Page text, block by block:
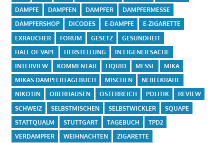
DAMPFE
DAMPFEN DAMPFER
DAMPFERMESSE
DAMPFERSHOP
DICODES E-DAMPFE
E-ZIGARETTE
EXRAUCHER
FORUM GESETZ
GESUNDHEIT
HALL OF VAPE
HERSTELLUNG
IN EIGENER SACHE
INTERVIEW
KOMMENTAR LIQUID MESSE
MIKA
MIKAS DAMPFERTAGEBUCH
MISCHEN
NEBELKRÄHE
NIKOTIN
OBERHAUSEN ÖSTERREICH POLITIK
REVIEW
SCHWEIZ
SELBSTMISCHEN SELBSTWICKLER
SQUAPE
STATTQUALM
STUTTGART TAGEBUCH
TPD2
VERDAMPFER
WEIHNACHTEN ZIGARETTE